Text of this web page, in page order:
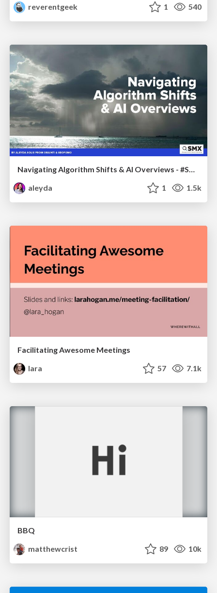
reverentgeek 1 540
aleyda
1 1.5k
Facilitating Awesome Meetings
lara
57 7.1k
BBQ
matthewcrist
89 10k